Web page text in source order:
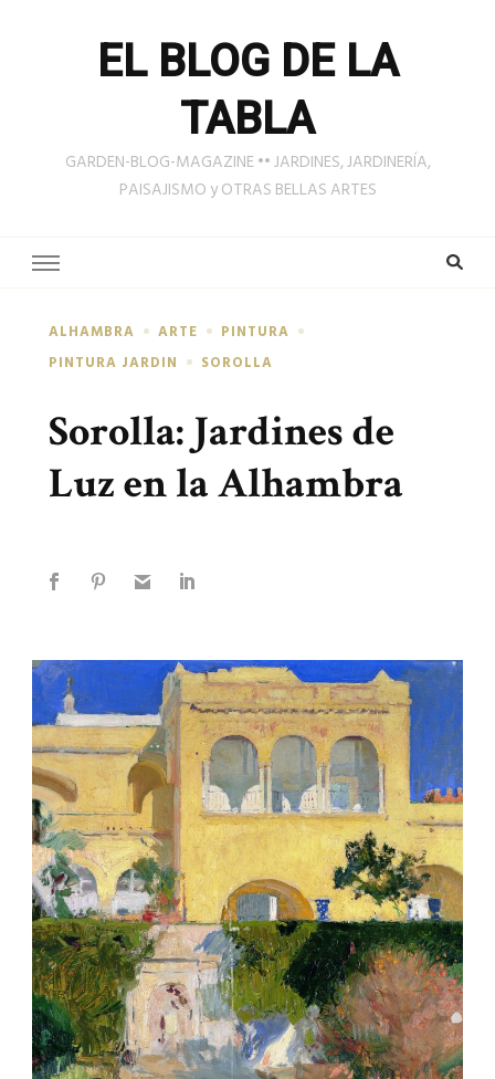
EL BLOG DE LA
TABLA
GARDEN-BLOG-MAGAZINE •• JARDINES, JARDINERÍA,
PAISAJISMO y OTRAS BELLAS ARTES
ALHAMBRA ARTE
PINTURA
PINTURA JARDIN
SOROLLA
Sorolla: Jardines de
Luz en la Alhambra